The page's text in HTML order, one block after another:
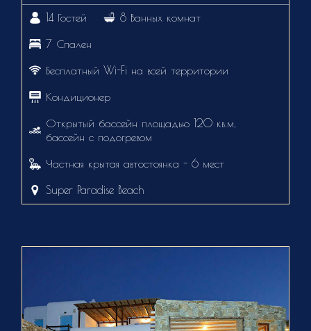
14 Гостей 8 Ванных комнат
7 Спален
Бесплатный Wi-Fi на всей территории
Кондиционер
Открытый бассейн площадью 120 кв.м,
бассейн с подогревом
Частная крытая автостоянка - 6 мест
Super Paradise Beach